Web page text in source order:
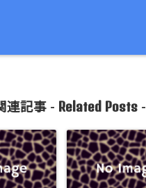
連記事 - Related Posts-